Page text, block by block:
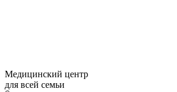
Медицинский центр
для всей семьи